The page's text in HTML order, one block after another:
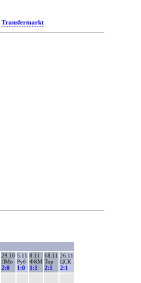
Transfermarkt
29.10
ЛМо
2:0
5.11
Руб
1:0
8.11
ФКМ
1:1
18.11
Тор
2:1
26.11
ЦСК
2:1